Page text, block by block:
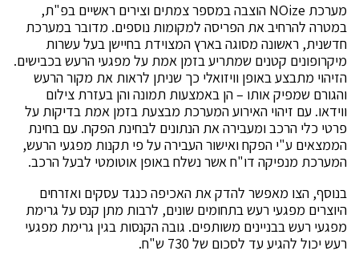
מערכת NOize הוצבה במספר צמתים וצירים ראשיים בפ"ת,
במטרה להרחיב את הפריסה למקומות נוספים. מדובר במערכת
חדשנית, ראשונה מסוגה בארץ המצוידת בחיישן בעל עשרות
מיקרופונים קטנים שמתריע בזמן אמת על מפגעי הרעש בכבישים.
הזיהוי מתבצע באופן וויזואלי כך שניתן לראות את מקור הרעש
והגורם שמפיק אותו – הן באמצעות תמונה והן בעזרת צילום
ווידאו. עם זיהוי האירוע המערכת מבצעת בזמן אמת בדיקות על
פרטי כלי הרכב ומעבירה את הנתונים לבחינת הפקח. עם בחינת
הממצאים ע"י הפקח ואישור העבירה על פי תקנות מפגעי הרעש,
המערכת מנפיקה דו"ח אשר נשלח באופן אוטומטי לבעל הרכב.
בנוסף, הצו מאפשר להדק את האכיפה כנגד עסקים ואזרחים
היוצרים מפגעי רעש בתחומים שונים, לרבות מתן קנס על גרימת
מפגעי רעש בבניינים משותפים. גובה הקנסות בגין גרימת מפגעי
רעש יכול להגיע עד לסכום של 730 ש"ח.